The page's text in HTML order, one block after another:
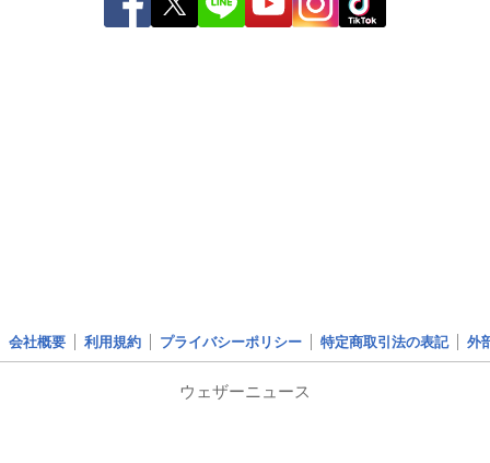
会社概要 利用規約 プライバシーポリシー 特定商取引法の表記 外
ウェザーニュース